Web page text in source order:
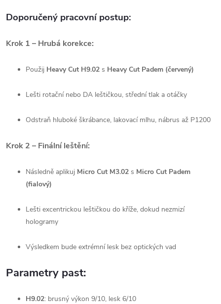
Doporučený pracovní postup:
Krok 1 – Hrubá korekce:
Použij Heavy Cut H9.02 s Heavy Cut Padem (červený)
Lešti rotační nebo DA leštičkou, střední tlak a otáčky
Odstraň hluboké škrábance, lakovací mlhu, nábrus až P1200
Krok 2 – Finální leštění:
Následně aplikuj Micro Cut M3.02 s Micro Cut Padem
(fialový)
Lešti excentrickou leštičkou do kříže, dokud nezmizí
hologramy
Výsledkem bude extrémní lesk bez optických vad
Parametry past:
H9.02: brusný výkon 9/10, lesk 6/10